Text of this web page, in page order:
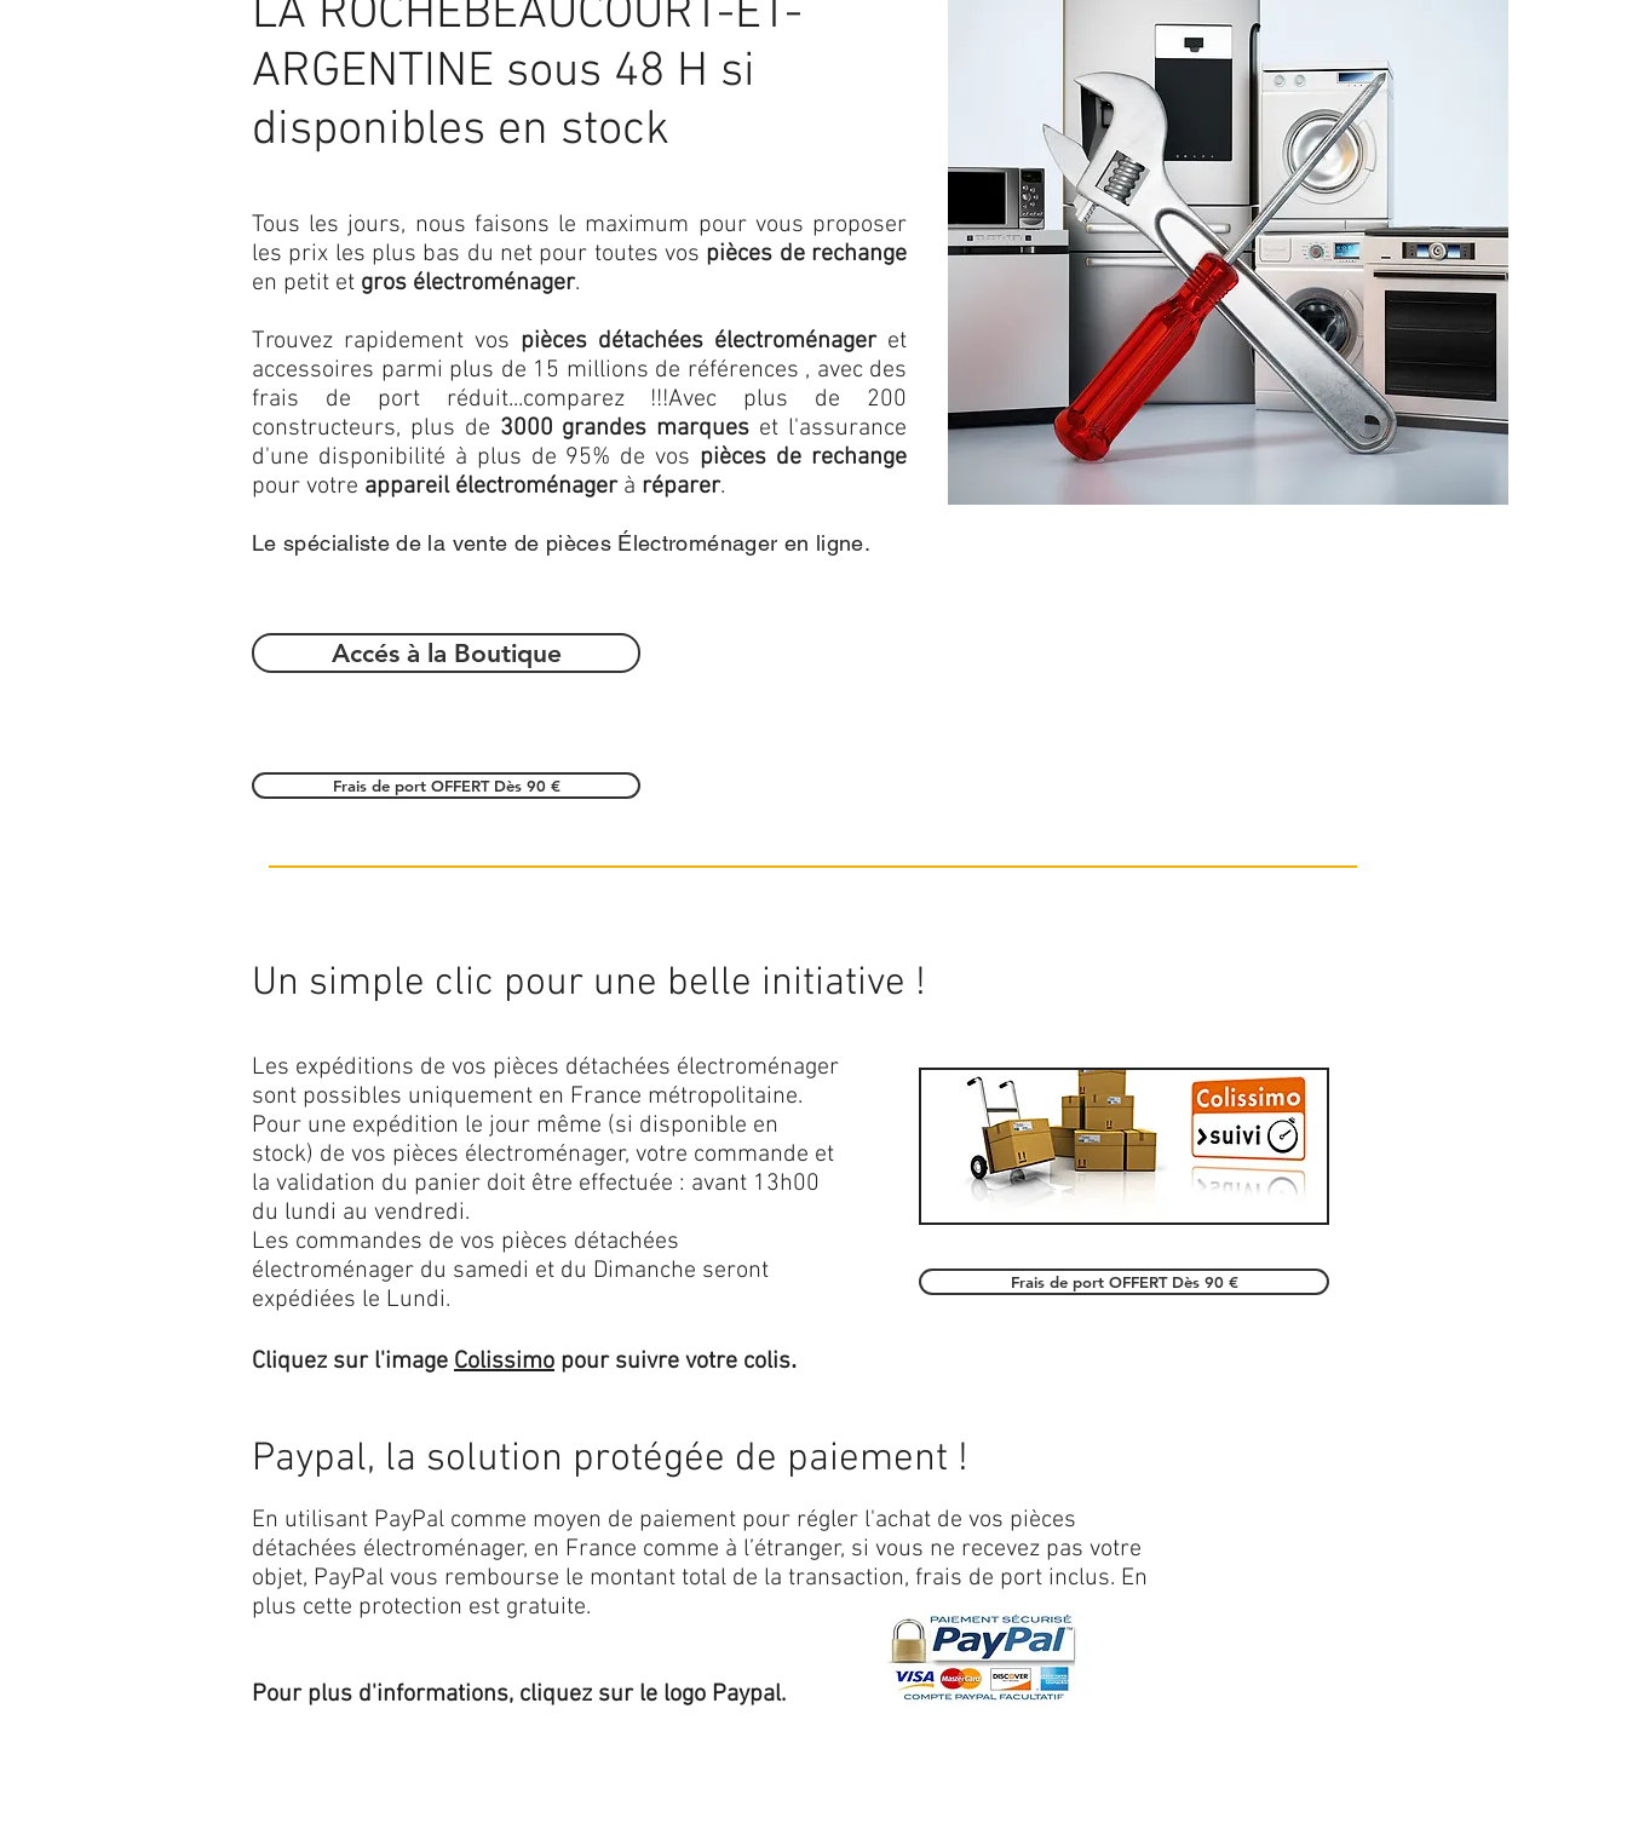
LA ROCHEBEAUCOURT-ET-
ARGENTINE sous 48 H si
disponibles en stock
Accés à la Boutique
Tous les jours, nous faisons le maximum pour vous proposer
les prix les plus bas du net pour toutes vos pièces de rechange
en petit et gros électroménager.
Trouvez rapidement vos pièces détachées électroménageret
accessoires parmi plus de 15 millions de références , avec des
frais de port réduit...comparez !!!Avec plus de 200
constructeurs, plus de 3000 grandes marques et l'assurance
d'une disponibilité à plus de 95% de vos pièces de rechange
pour votre appareil électroménagerà réparer.
Le spécialiste de la vente de pièces Électroménager en ligne.
Frais de port OFFERT Dès 90 €
Un simple clic pour une belle initiative !
Les expéditions de vos pièces détachées électroménager
sont possibles uniquement en France métropolitaine.
Pour une expédition le jour même (si disponible en
stock) de vos pièces électroménager, votre commande et
la validation du panier doit être effectuée : avant 13h00
du lundi au vendredi.
Les commandes de vos pièces détachées
électroménager du samedi et du Dimanche seront
expédiées le Lundi.
Cliquez sur l'image Colissimo pour suivre votre colis.
Frais de port OFFERT Dès 90 €
Paypal, la solution protégée de paiement !
En utilisant PayPal comme moyen de paiement pour régler l'achat de vos pièces
détachées électroménager, en France comme à l’étranger, si vous ne recevez pas votre
objet, PayPal vous rembourse le montant total de la transaction, frais de port inclus. En
plus cette protection est gratuite.
Pour plus d'informations, cliquez sur le logo Paypal.